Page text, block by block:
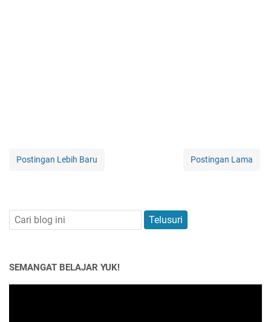
Postingan Lebih Baru Postingan Lama
SEMANGAT BELAJAR YUK!